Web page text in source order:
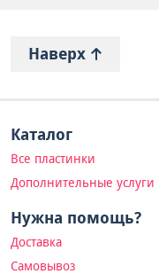
Наверх
Каталог
Все пластинки
Дополнительные услуги
Нужна помощь?
Доставка
Самовывоз